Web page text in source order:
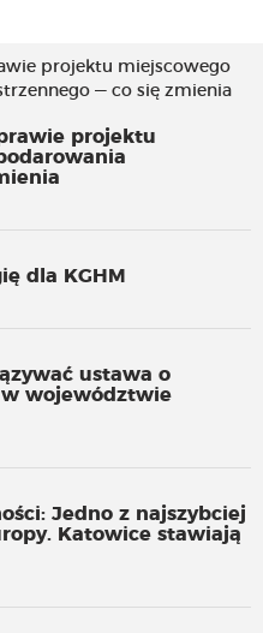
projektu
dla KGHM
ustawa o
województwie
Jedno z najszybciej
Katowice stawiają